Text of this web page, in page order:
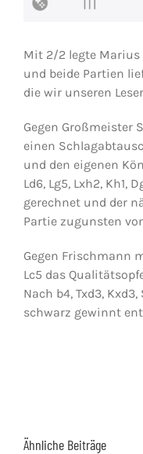
Mit 2/2 legte Marius
und beide Partien
die wir unseren
Gegen Großmeister
einen
und den eigenen
Ld6, Lg5, Lxh2, Kh1,
gerechnet und der
Partie zugunsten
Gegen Frischmann
Lc5 das
Nach b4, Txd3,
schwarz gewinnt
Ähnliche Beiträge